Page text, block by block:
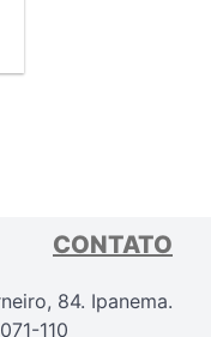
CONTATO
84. Ipanema.
110